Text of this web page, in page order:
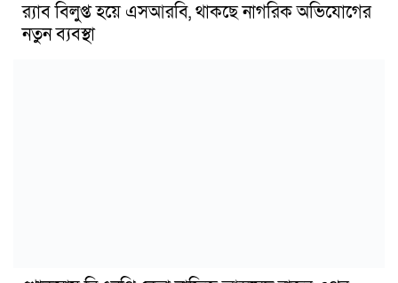
র‍্যাব বিলুপ্ত হয়ে এসআরবি, থাকছে নাগরিক অভিযোগের
নতুন ব্যবস্থা